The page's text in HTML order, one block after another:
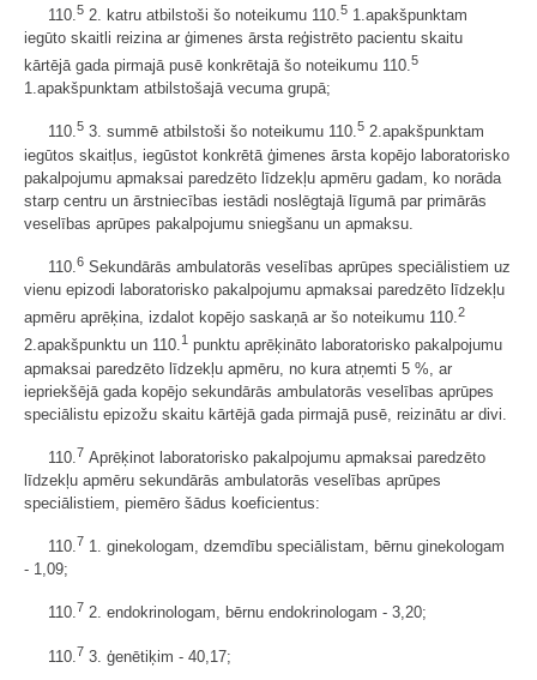
110.5 2. katru atbilstoši šo noteikumu 110.5 1.apakšpunktam
iegūto skaitli reizina ar ģimenes ārsta reģistrēto pacientu skaitu
kārtējā gada pirmajā pusē konkrētajā šo noteikumu 110.5
1.apakšpunktam atbilstošajā vecuma grupā;
110.5 3. summē atbilstoši šo noteikumu 110.5 2.apakšpunktam
iegūtos skaitļus, iegūstot konkrētā ģimenes ārsta kopējo laboratorisko
pakalpojumu apmaksai paredzēto līdzekļu apmēru gadam, ko norāda
starp centru un ārstniecības iestādi noslēgtajā līgumā par primārās
veselības aprūpes pakalpojumu sniegšanu un apmaksu.
110.6 Sekundārās ambulatorās veselības aprūpes speciālistiem uz
vienu epizodi laboratorisko pakalpojumu apmaksai paredzēto līdzekļu
apmēru aprēķina, izdalot kopējo saskaņā ar šo noteikumu 110.2
2.apakšpunktu un 110.1 punktu aprēķināto laboratorisko pakalpojumu
apmaksai paredzēto līdzekļu apmēru, no kura atņemti 5 %, ar
iepriekšējā gada kopējo sekundārās ambulatorās veselības aprūpes
speciālistu epizožu skaitu kārtējā gada pirmajā pusē, reizinātu ar divi.
110.7 Aprēķinot laboratorisko pakalpojumu apmaksai paredzēto
līdzekļu apmēru sekundārās ambulatorās veselības aprūpes
speciālistiem, piemēro šādus koeficientus:
110.7 1. ginekologam, dzemdību speciālistam, bērnu ginekologam
- 1,09;
110.7 2. endokrinologam, bērnu endokrinologam - 3,20;
110.7 3. ģenētiķim - 40,17;